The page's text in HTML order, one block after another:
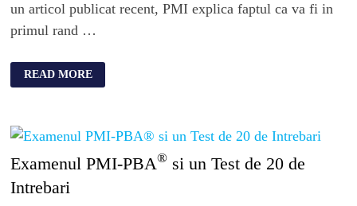
un articol publicat recent, PMI explica faptul ca va fi in
primul rand …
READ MORE
Examenul PMI-PBA®si un Test de 20 de
Intrebari